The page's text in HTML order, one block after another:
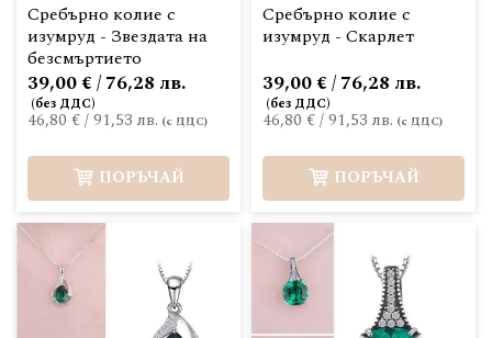
Сребърно колие с
изумруд - Звездата на
безсмъртието
46,80 €/91,53 лв.
39,00 € / 76,28 лв.
ПОРЪЧАЙ
Сребърно колие с
изумруд - Скарлет
46,80 €/91,53 лв.
39,00 € / 76,28 лв.
ПОРЪЧАЙ